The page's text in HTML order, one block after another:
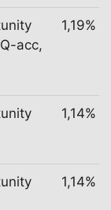
acc,
1,19%
1,14%
1,14%